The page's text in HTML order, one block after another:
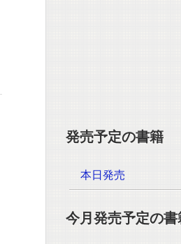
発売予定の書籍
本日発売
今月発売予定の書